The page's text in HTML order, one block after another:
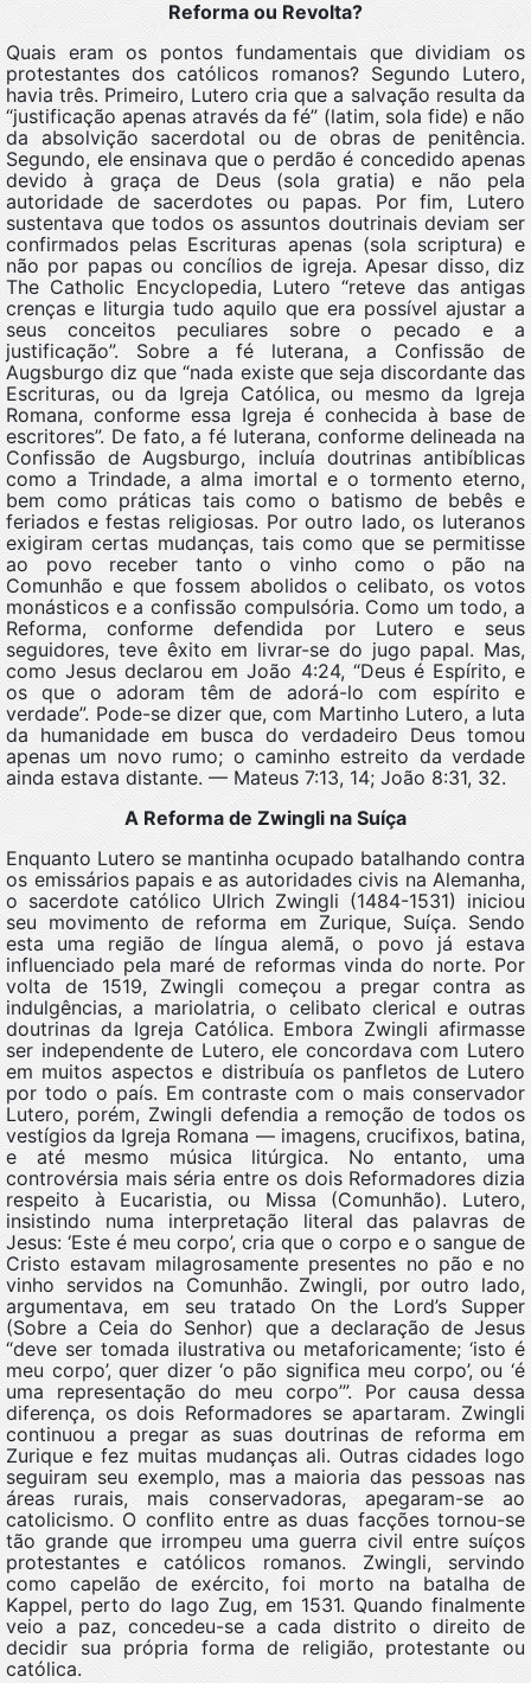
Reforma ou Revolta?
Quais eram os pontos fundamentais que dividiam os
protestantes dos católicos romanos? Segundo Lutero,
havia três. Primeiro, Lutero cria que a salvação resulta da
“justificação apenas através da fé” (latim, sola fide) e não
da absolvição sacerdotal ou de obras de penitência.
Segundo, ele ensinava que o perdão é concedido apenas
devido à graça de Deus (sola gratia) e não pela
autoridade de sacerdotes ou papas. Por fim, Lutero
sustentava que todos os assuntos doutrinais deviam ser
confirmados pelas Escrituras apenas (sola scriptura) e
não por papas ou concílios de igreja. Apesar disso, diz
The Catholic Encyclopedia, Lutero “reteve das antigas
crenças e liturgia tudo aquilo que era possível ajustar a
seus conceitos peculiares sobre o pecado e a
justificação”. Sobre a fé luterana, a Confissão de
Augsburgo diz que “nada existe que seja discordante das
Escrituras, ou da Igreja Católica, ou mesmo da Igreja
Romana, conforme essa Igreja é conhecida à base de
escritores”. De fato, a fé luterana, conforme delineada na
Confissão de Augsburgo, incluía doutrinas antibíblicas
como a Trindade, a alma imortal e o tormento eterno,
bem como práticas tais como o batismo de bebês e
feriados e festas religiosas. Por outro lado, os luteranos
exigiram certas mudanças, tais como que se permitisse
ao povo receber tanto o vinho como o pão na
Comunhão e que fossem abolidos o celibato, os votos
monásticos e a confissão compulsória. Como um todo, a
Reforma, conforme defendida por Lutero e seus
seguidores, teve êxito em livrar-se do jugo papal. Mas,
como Jesus declarou em João 4:24, “Deus é Espírito, e
os que o adoram têm de adorá-lo com espírito e
verdade”. Pode-se dizer que, com Martinho Lutero, a luta
da humanidade em busca do verdadeiro Deus tomou
apenas um novo rumo; o caminho estreito da verdade
ainda estava distante. — Mateus 7:13, 14; João 8:31, 32.
A Reforma de Zwingli na Suíça
Enquanto Lutero se mantinha ocupado batalhando contra
os emissários papais e as autoridades civis na Alemanha,
o sacerdote católico Ulrich Zwingli (1484-1531) iniciou
seu movimento de reforma em Zurique, Suíça. Sendo
esta uma região de língua alemã, o povo já estava
influenciado pela maré de reformas vinda do norte. Por
volta de 1519, Zwingli começou a pregar contra as
indulgências, a mariolatria, o celibato clerical e outras
doutrinas da Igreja Católica. Embora Zwingli afirmasse
ser independente de Lutero, ele concordava com Lutero
em muitos aspectos e distribuía os panfletos de Lutero
por todo o país. Em contraste com o mais conservador
Lutero, porém, Zwingli defendia a remoção de todos os
vestígios da Igreja Romana — imagens, crucifixos, batina,
e até mesmo música litúrgica. No entanto, uma
controvérsia mais séria entre os dois Reformadores dizia
respeito à Eucaristia, ou Missa (Comunhão). Lutero,
insistindo numa interpretação literal das palavras de
Jesus: ‘Este é meu corpo’, cria que o corpo e o sangue de
Cristo estavam milagrosamente presentes no pão e no
vinho servidos na Comunhão. Zwingli, por outro lado,
argumentava, em seu tratado On the Lord’s Supper
(Sobre a Ceia do Senhor) que a declaração de Jesus
“deve ser tomada ilustrativa ou metaforicamente; ‘isto é
meu corpo’, quer dizer ‘o pão significa meu corpo’, ou ‘é
uma representação do meu corpo’”. Por causa dessa
diferença, os dois Reformadores se apartaram. Zwingli
continuou a pregar as suas doutrinas de reforma em
Zurique e fez muitas mudanças ali. Outras cidades logo
seguiram seu exemplo, mas a maioria das pessoas nas
áreas rurais, mais conservadoras, apegaram-se ao
catolicismo. O conflito entre as duas facções tornou-se
tão grande que irrompeu uma guerra civil entre suíços
protestantes e católicos romanos. Zwingli, servindo
como capelão de exército, foi morto na batalha de
Kappel, perto do lago Zug, em 1531. Quando finalmente
veio a paz, concedeu-se a cada distrito o direito de
decidir sua própria forma de religião, protestante ou
católica.